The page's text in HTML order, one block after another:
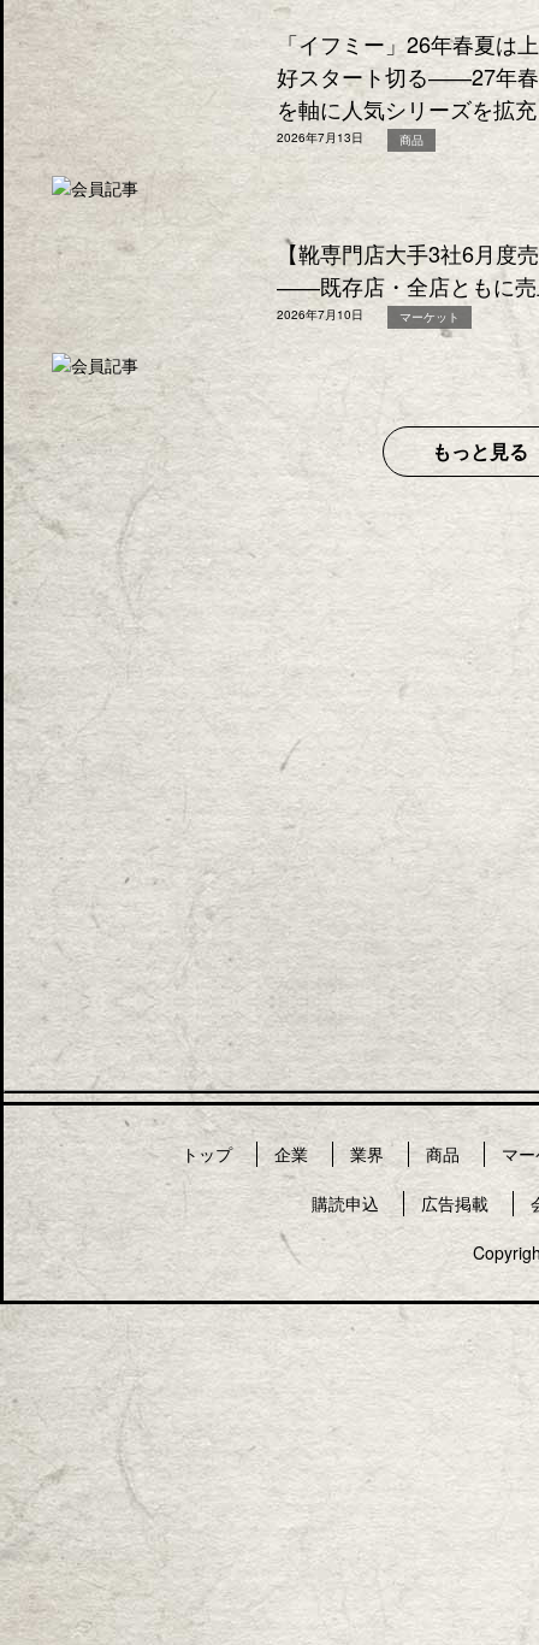
「イフミー」26年春夏は
好スタート切る――27年
を軸に人気シリーズを拡充
2026年7月13日 商品
【靴専門店大手3社6月度
――既存店・全店ともに売
2026年7月10日 マーケット
もっと見る
トップ 企業 業界 商品 マ
購読申込 広告掲載